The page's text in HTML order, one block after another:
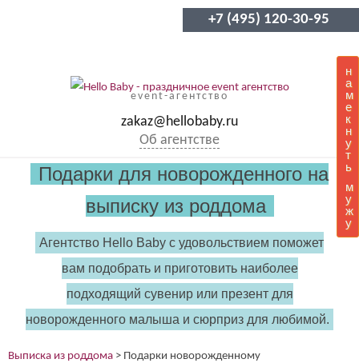
+7 (495) 120-30-95
event-агентство
zakaz@hellobaby.ru
Об агентстве
н
а
м
е
к
н
у
т
ь
м
у
ж
у
Подарки для новорожденного на
выписку из роддома
Агентство Hello Baby с удовольствием поможет
вам подобрать и приготовить наиболее
подходящий сувенир или презент для
новорожденного малыша и сюрприз для любимой.
Выписка из роддома > Подарки новорожденному